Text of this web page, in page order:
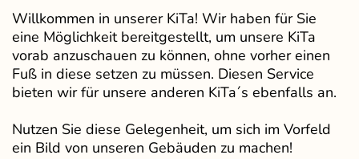
Willkommen in unserer KiTa! Wir haben für Sie
eine Möglichkeit bereitgestellt, um unsere KiTa
vorab anzuschauen zu können, ohne vorher einen
Fuß in diese setzen zu müssen. Diesen Service
bieten wir für unsere anderen KiTa´s ebenfalls an.
Nutzen Sie diese Gelegenheit, um sich im Vorfeld
ein Bild von unseren Gebäuden zu machen!